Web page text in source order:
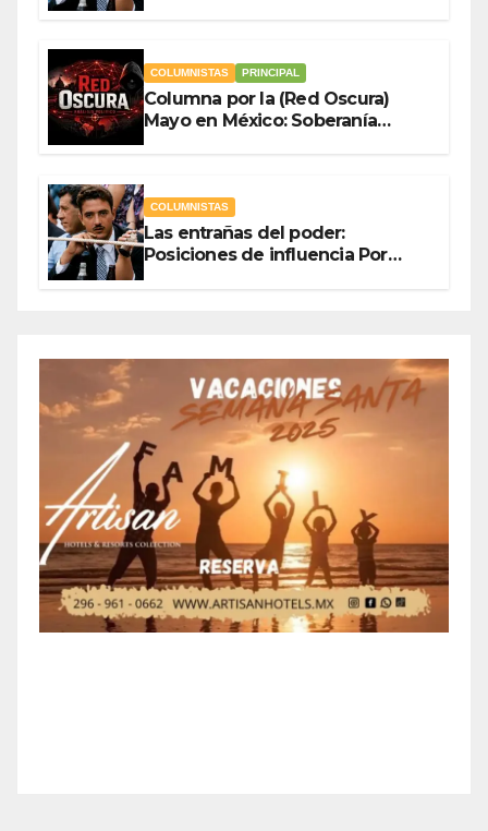
COLUMNISTAS PRINCIPAL
Columna por la (Red Oscura)
Mayo en México: Soberanía
COLUMNISTAS
Las entrañas del poder:
Posiciones de influencia Por